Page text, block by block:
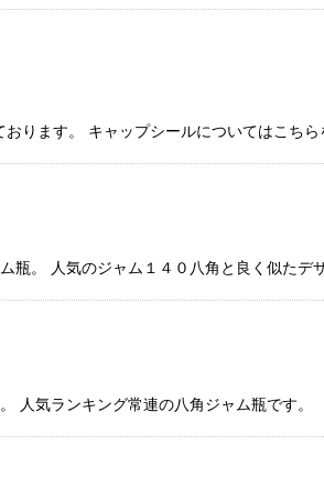
ります。 キャップシールについてはこちら
瓶。 人気のジャム１４０八角と良く似たデ
人気ランキング常連の八角ジャム瓶です。